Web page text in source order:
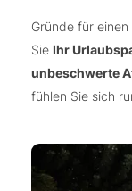
Gründe für
Sie Ihr
unbeschwerte
fühlen Sie sich